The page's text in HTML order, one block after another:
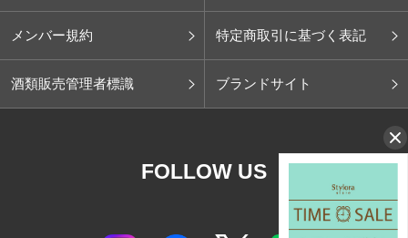
メンバー規約 特定商取引に基づく表記
酒類販売管理者標識 ブランドサイト
FOLLOW US